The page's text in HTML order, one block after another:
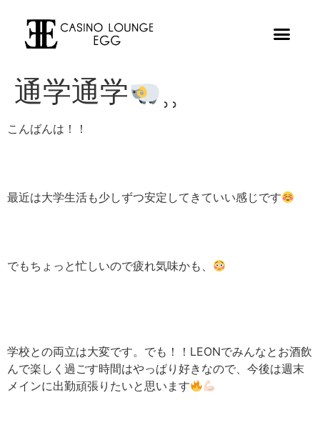
通学通学
こんばんは！！
最近は大学生活も少しずつ安定してきていい感じです
でもちょっと忙しいので疲れ気味かも、
学校との両立は大変です。でも！！LEONでみんなとお酒飲
んで楽しく過ごす時間はやっぱり好きなので、今後は週末
メインに出勤頑張りたいと思います